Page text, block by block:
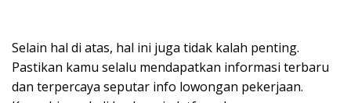
Selain hal di atas, hal ini juga tidak kalah penting.
Pastikan kamu selalu mendapatkan informasi terbaru
dan terpercaya seputar info lowongan pekerjaan.